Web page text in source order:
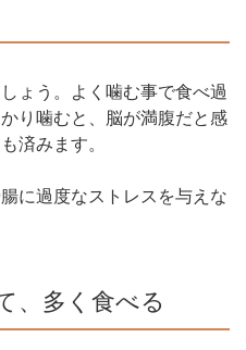
ょう。よく噛む事で食べ過
り噛むと、脳が満腹だと感
済みます。
に過度なストレスを与えな
、多く食べる